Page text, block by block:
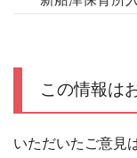
この情報は
いただいたご意見